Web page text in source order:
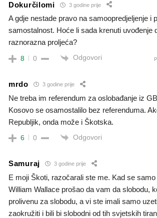
Dokurčilomi 3 godine prije
A gdje nestade pravo na samoopredjeljenje i
samostalnost. Hoće li sada krenuti uvođenje
raznorazna proljeća?
8 0 Odgovori
mrdo 3 godine prije
Ne treba im referendum za oslobađanje iz
Kosovo se osamostalilo bez referenduma.
Republjik, onda može i Škotska.
6 0 Odgovori
Samuraj 3 godine prije
E moji Škoti, razočarali ste me. Kad se
William Wallace prošao da vam da slobodu,
prolivenu za slobodu, a vi ste imali samo
zaokružiti i bili bi slobodni od tih svjetskih